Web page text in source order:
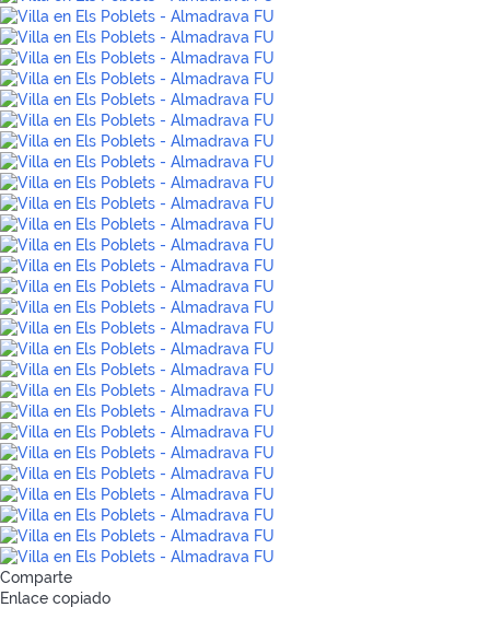
Comparte
Enlace copiado